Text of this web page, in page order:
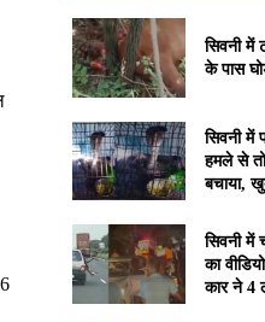
सिवनी में
के पास
सिवनी में
हमले से
बचाया,
सिवनी में
का
कार ने 4